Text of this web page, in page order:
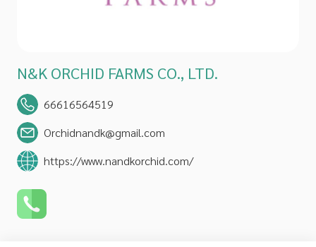
N&K ORCHID FARMS CO., LTD.
66616564519
Orchidnandk@gmail.com
https://www.nandkorchid.com/